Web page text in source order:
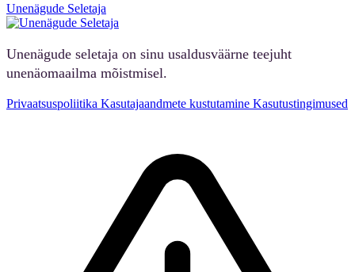
Unenägude Seletaja
Unenägude seletaja on sinu usaldusväärne teejuht
unenäomaailma mõistmisel.
Privaatsuspoliitika Kasutajaandmete kustutamine Kasutustingimused